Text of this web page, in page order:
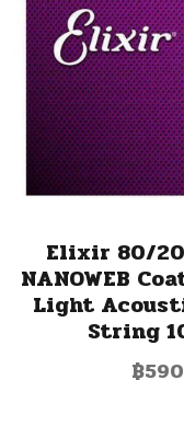
Elixir 80/
NANOWEB
Light
String
฿590